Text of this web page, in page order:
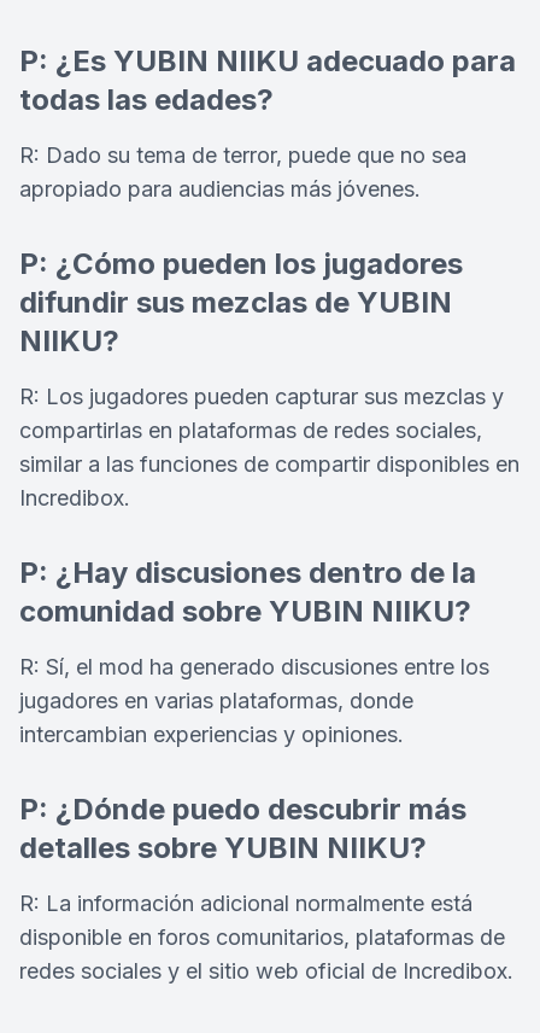
P: ¿Es YUBIN NIIKU adecuado para
todas las edades?
R: Dado su tema de terror, puede que no sea
apropiado para audiencias más jóvenes.
P: ¿Cómo pueden los jugadores
difundir sus mezclas de YUBIN
NIIKU?
R: Los jugadores pueden capturar sus mezclas y
compartirlas en plataformas de redes sociales,
similar a las funciones de compartir disponibles en
Incredibox.
P: ¿Hay discusiones dentro de la
comunidad sobre YUBIN NIIKU?
R: Sí, el mod ha generado discusiones entre los
jugadores en varias plataformas, donde
intercambian experiencias y opiniones.
P: ¿Dónde puedo descubrir más
detalles sobre YUBIN NIIKU?
R: La información adicional normalmente está
disponible en foros comunitarios, plataformas de
redes sociales y el sitio web oficial de Incredibox.